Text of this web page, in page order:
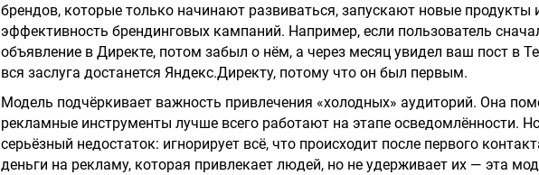
брендов, которые только начинают развиваться, запускают новые продукты
эффективность брендинговых кампаний. Например, если пользователь
объявление в Директе, потом забыл о нём, а через месяц увидел ваш пост в
вся заслуга достанется Яндекс.Директу, потому что он был первым.
Модель подчёркивает важность привлечения «холодных» аудиторий. Она
рекламные инструменты лучше всего работают на этапе осведомлённости.
серьёзный недостаток: игнорирует всё, что происходит после первого
деньги на рекламу, которая привлекает людей, но не удерживает их — эта